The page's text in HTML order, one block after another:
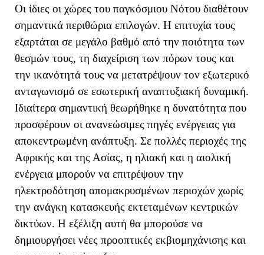
Οι ίδιες οι χώρες του παγκόσμιου Νότου διαθέτουν
σημαντικά περιθώρια επιλογών. Η επιτυχία τους
εξαρτάται σε μεγάλο βαθμό από την ποιότητα των
θεσμών τους, τη διαχείριση των πόρων τους και
την ικανότητά τους να μετατρέψουν τον εξωτερικό
ανταγωνισμό σε εσωτερική αναπτυξιακή δυναμική.
Ιδιαίτερα σημαντική θεωρήθηκε η δυνατότητα που
προσφέρουν οι ανανεώσιμες πηγές ενέργειας για
αποκεντρωμένη ανάπτυξη. Σε πολλές περιοχές της
Αφρικής και της Ασίας, η ηλιακή και η αιολική
ενέργεια μπορούν να επιτρέψουν την
ηλεκτροδότηση απομακρυσμένων περιοχών χωρίς
την ανάγκη κατασκευής εκτεταμένων κεντρικών
δικτύων. Η εξέλιξη αυτή θα μπορούσε να
δημιουργήσει νέες προοπτικές εκβιομηχάνισης και